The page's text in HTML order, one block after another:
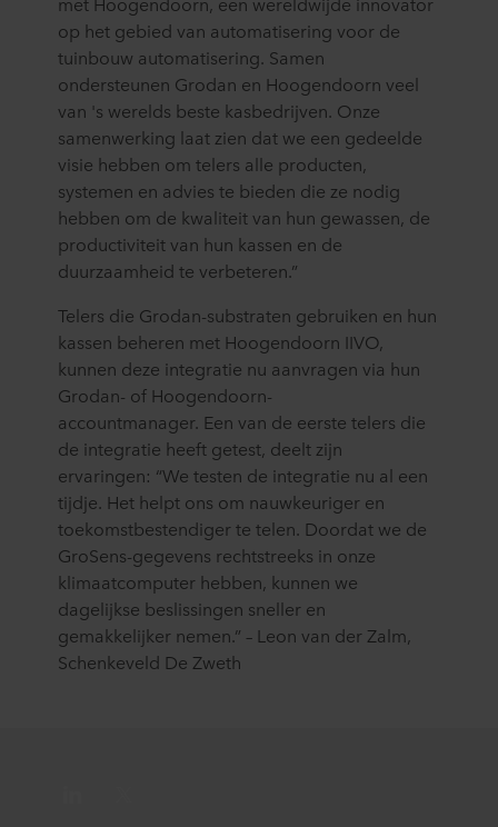
op het gebied van automatisering voor de
tuinbouw automatisering. Samen
ondersteunen Grodan en Hoogendoorn veel
van 's werelds beste kasbedrijven. Onze
samenwerking laat zien dat we een gedeelde
visie hebben om telers alle producten,
systemen en advies te bieden die ze nodig
hebben om de kwaliteit van hun gewassen, de
productiviteit van hun kassen en de
duurzaamheid te verbeteren.”
Telers die Grodan-substraten gebruiken en hun
kassen beheren met Hoogendoorn IIVO,
kunnen deze integratie nu aanvragen via hun
Grodan- of Hoogendoorn-
accountmanager. Een van de eerste telers die
de integratie heeft getest, deelt zijn
ervaringen: “We testen de integratie nu al een
tijdje. Het helpt ons om nauwkeuriger en
toekomstbestendiger te telen. Doordat we de
GroSens-gegevens rechtstreeks in onze
klimaatcomputer hebben, kunnen we
dagelijkse beslissingen sneller en
gemakkelijker nemen.” – Leon van der Zalm,
Schenkeveld De Zweth